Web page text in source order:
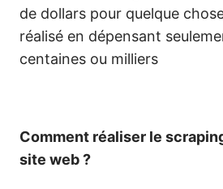
de dollars pour quelque
réalisé en dépensant
centaines ou milliers
Comment réaliser le
site web ?